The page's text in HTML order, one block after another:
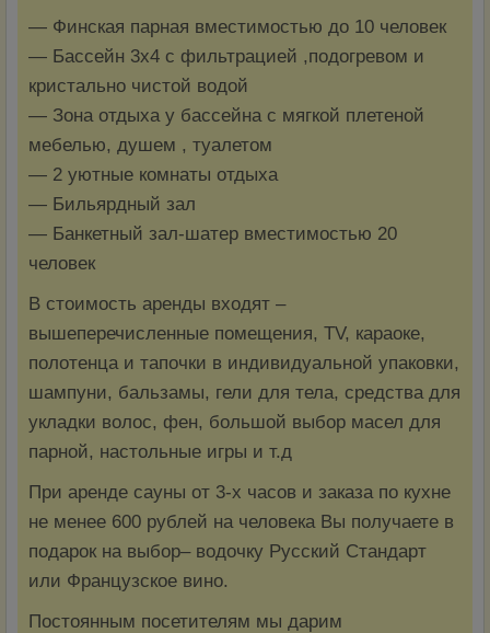
— Финская парная вместимостью до 10 человек
— Бассейн 3х4 с фильтрацией ,подогревом и
кристально чистой водой
— Зона отдыха у бассейна с мягкой плетеной
мебелью, душем , туалетом
— 2 уютные комнаты отдыха
— Бильярдный зал
— Банкетный зал-шатер вместимостью 20
человек
В стоимость аренды входят –
вышеперечисленные помещения, TV, караоке,
полотенца и тапочки в индивидуальной упаковки,
шампуни, бальзамы, гели для тела, средства для
укладки волос, фен, большой выбор масел для
парной, настольные игры и т.д
При аренде сауны от 3-х часов и заказа по кухне
не менее 600 рублей на человека Вы получаете в
подарок на выбор– водочку Русский Стандарт
или Французское вино.
Постоянным посетителям мы дарим